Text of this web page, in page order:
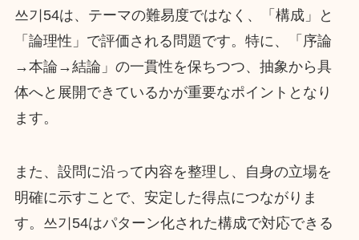
쓰기54は、テーマの難易度ではなく、「構成」と
「論理性」で評価される問題です。特に、「序論
→本論→結論」の一貫性を保ちつつ、抽象から具
体へと展開できているかが重要なポイントとなり
ます。
また、設問に沿って内容を整理し、自身の立場を
明確に示すことで、安定した得点につながりま
す。쓰기54はパターン化された構成で対応できる